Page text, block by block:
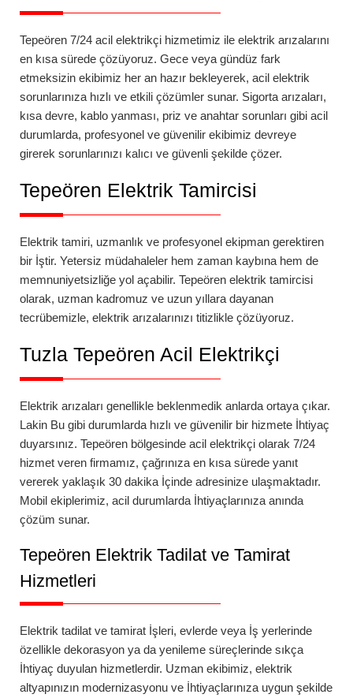
Tepeören 7/24 acil elektrikçi hizmetimiz ile elektrik arızalarını
en kısa sürede çözüyoruz. Gece veya gündüz fark
etmeksizin ekibimiz her an hazır bekleyerek, acil elektrik
sorunlarınıza hızlı ve etkili çözümler sunar. Sigorta arızaları,
kısa devre, kablo yanması, priz ve anahtar sorunları gibi acil
durumlarda, profesyonel ve güvenilir ekibimiz devreye
girerek sorunlarınızı kalıcı ve güvenli şekilde çözer.
Tepeören Elektrik Tamircisi
Elektrik tamiri, uzmanlık ve profesyonel ekipman gerektiren
bir İştir. Yetersiz müdahaleler hem zaman kaybına hem de
memnuniyetsizliğe yol açabilir. Tepeören elektrik tamircisi
olarak, uzman kadromuz ve uzun yıllara dayanan
tecrübemizle, elektrik arızalarınızı titizlikle çözüyoruz.
Tuzla Tepeören Acil Elektrikçi
Elektrik arızaları genellikle beklenmedik anlarda ortaya çıkar.
Lakin Bu gibi durumlarda hızlı ve güvenilir bir hizmete İhtiyaç
duyarsınız. Tepeören bölgesinde acil elektrikçi olarak 7/24
hizmet veren firmamız, çağrınıza en kısa sürede yanıt
vererek yaklaşık 30 dakika İçinde adresinize ulaşmaktadır.
Mobil ekiplerimiz, acil durumlarda İhtiyaçlarınıza anında
çözüm sunar.
Tepeören Elektrik Tadilat ve Tamirat
Hizmetleri
Elektrik tadilat ve tamirat İşleri, evlerde veya İş yerlerinde
özellikle dekorasyon ya da yenileme süreçlerinde sıkça
İhtiyaç duyulan hizmetlerdir. Uzman ekibimiz, elektrik
altyapınızın modernizasyonu ve İhtiyaçlarınıza uygun şekilde